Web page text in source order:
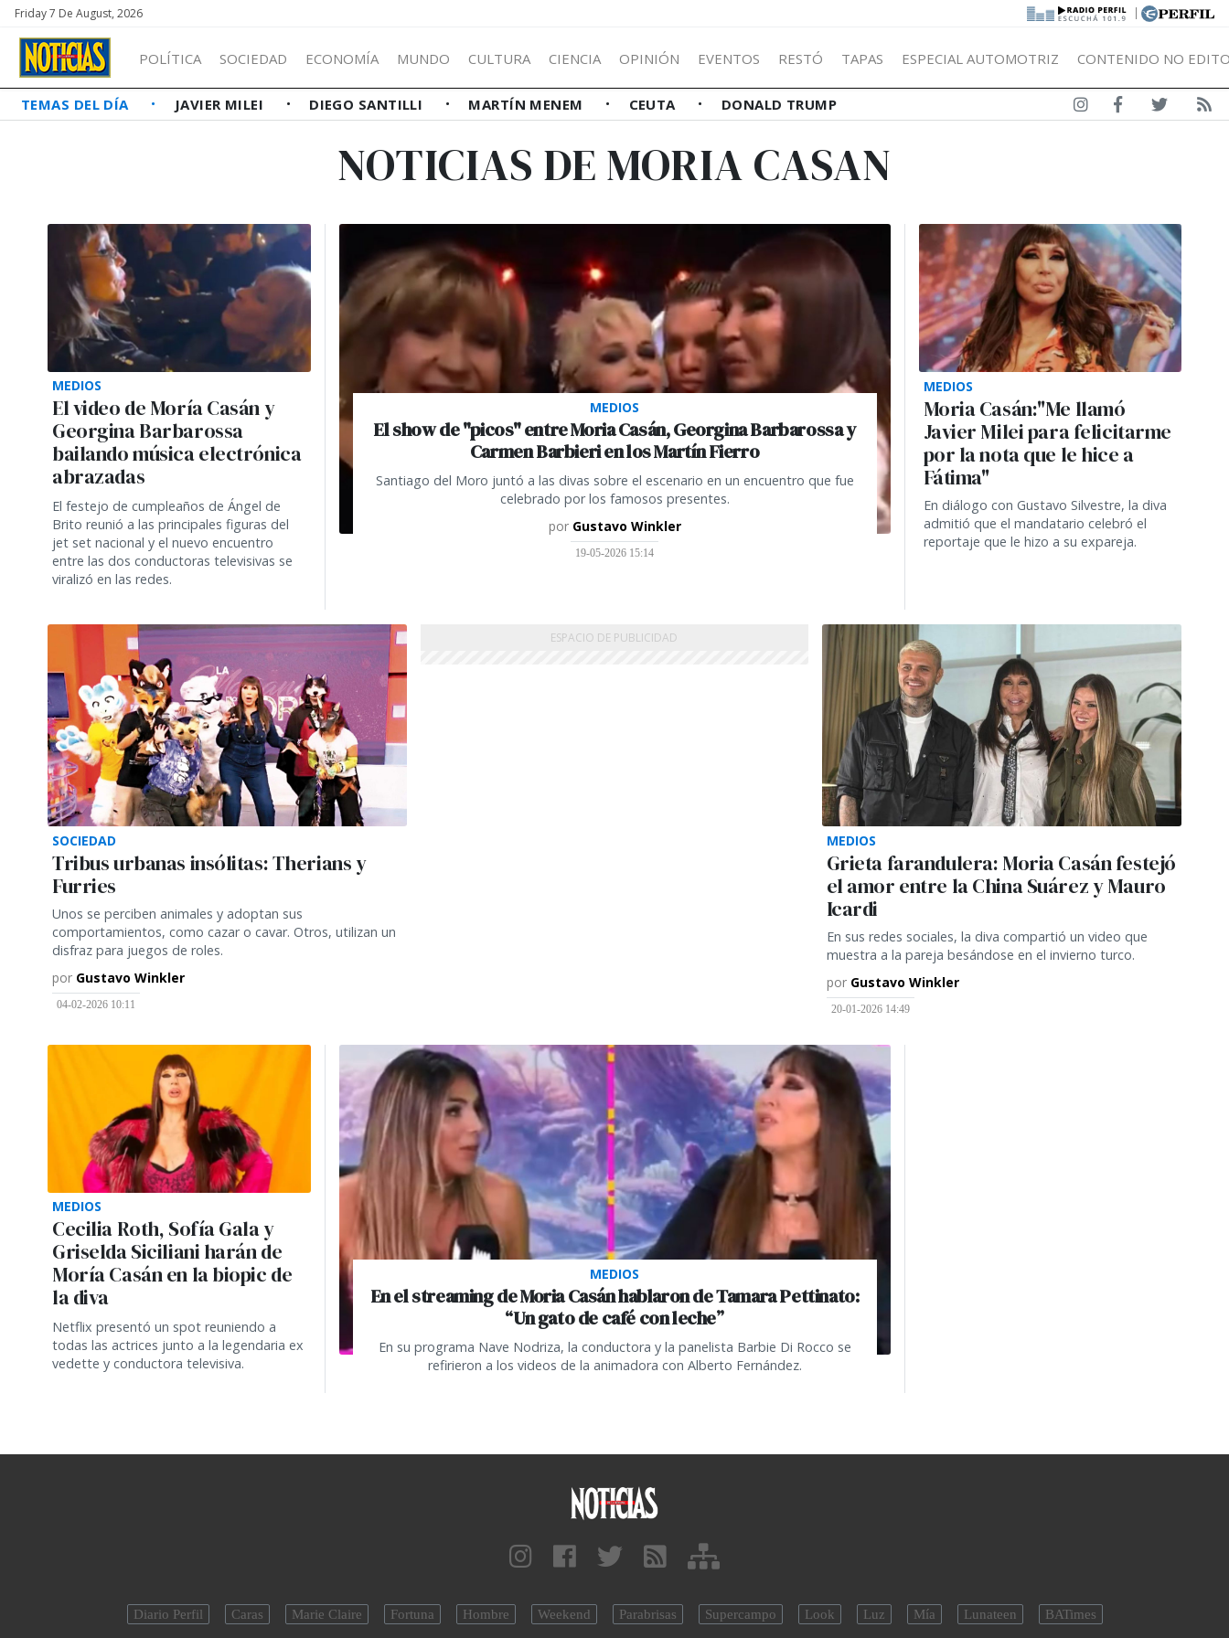
Friday 7 De August, 2026 |
POLÍTICA SOCIEDAD ECONOMÍA MUNDO CULTURA CIENCIA OPINIÓN EVENTOS RESTÓ TAPAS ESPECIAL AUTOMOTRIZ CONTENIDO NO
TEMAS DEL DÍA JAVIER MILEI DIEGO SANTILLI MARTÍN MENEM CEUTA DONALD TRUMP
NOTICIAS DE MORIA CASAN
MEDIOS
El video de Moría Casán y
Georgina Barbarossa
bailando música electrónica
abrazadas
El festejo de cumpleaños de Ángel de
Brito reunió a las principales figuras del
jet set nacional y el nuevo encuentro
entre las dos conductoras televisivas se
viralizó en las redes.
MEDIOS
El show de "picos" entre Moria Casán, Georgina Barbarossa y
Carmen Barbieri en los Martín Fierro
Santiago del Moro juntó a las divas sobre el escenario en un encuentro que fue
celebrado por los famosos presentes.
por Gustavo Winkler
19-05-2026 15:14
MEDIOS
Moria Casán:"Me llamó
Javier Milei para felicitarme
por la nota que le hice a
Fátima"
En diálogo con Gustavo Silvestre, la diva
admitió que el mandatario celebró el
reportaje que le hizo a su expareja.
SOCIEDAD
Tribus urbanas insólitas: Therians y
Furries
Unos se perciben animales y adoptan sus
comportamientos, como cazar o cavar. Otros, utilizan un
disfraz para juegos de roles.
por Gustavo Winkler
04-02-2026 10:11
MEDIOS
Grieta farandulera: Moria Casán festejó
el amor entre la China Suárez y Mauro
Icardi
En sus redes sociales, la diva compartió un video que
muestra a la pareja besándose en el invierno turco.
por Gustavo Winkler
20-01-2026 14:49
MEDIOS
Cecilia Roth, Sofía Gala y
Griselda Siciliani harán de
Moría Casán en la biopic de
la diva
Netflix presentó un spot reuniendo a
todas las actrices junto a la legendaria ex
vedette y conductora televisiva.
MEDIOS
En el streaming de Moria Casán hablaron de Tamara Pettinato:
“Un gato de café con leche”
En su programa Nave Nodriza, la conductora y la panelista Barbie Di Rocco se
refirieron a los videos de la animadora con Alberto Fernández.
Diario Perfil Caras Marie Claire Fortuna Hombre Weekend Parabrisas Supercampo Look Luz Mía Lunateen BATimes